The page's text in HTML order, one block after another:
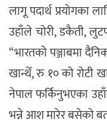
लागू पदार्थ प्रयोगका
उहाँले चोरी, डकैती,
“भारतको पञ्जाबमा
खान्थेँ, रु १० को रोटी
नेपाल फर्किनुभएका
भन्ने आश मारेर बसेको